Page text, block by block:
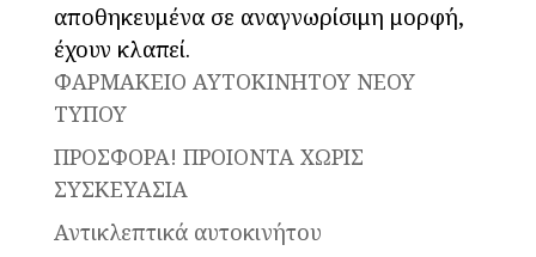
αποθηκευμένα σε αναγνωρίσιμη μορφή,
έχουν κλαπεί.
ΦΑΡΜΑΚΕΙΟ ΑΥΤΟΚΙΝΗΤΟΥ ΝΕΟΥ
ΤΥΠΟΥ
ΠΡΟΣΦΟΡΑ! ΠΡΟΙΟΝΤΑ ΧΩΡΙΣ
ΣΥΣΚΕΥΑΣΙΑ
Αντικλεπτικά αυτοκινήτου